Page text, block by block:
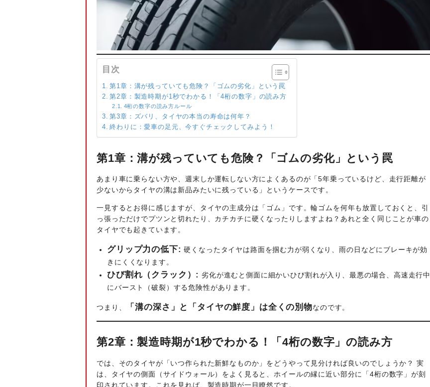
目次
第1章：溝が残っていても危険？「ゴムの劣化」という罠
第2章：製造時期が1秒でわかる！「4桁の数字」の読み方
4桁の数字の読み方ルール
第3章：ズバリ、タイヤの本当の寿命は何年？
終わりに：愛車の足元、今すぐチェックしてみよう！
第1章：溝が残っていても危険？「ゴムの劣化」という罠
あまり車に乗らない方や、週末しか運転しない方によくあるのが「5年乗っているけど、走行距離が
少ないからタイヤの溝は新品みたいに残っている」というケースです。
一見するとお得に感じますが、タイヤの主成分は「ゴム」です。輪ゴムを何年も放置しておくと、引
っ張っただけでプツンと切れたり、カチカチに硬くなったりしますよね？あれと全く同じことが車の
タイヤでも起きています。
グリップ力の低下: 硬くなったタイヤは路面を掴む力が弱くなり、雨の日などにブレーキが効
きにくくなります。
ひび割れ（クラック）: 劣化が進むと側面に細かいひび割れが入り、最悪の場合、高速走行中
にバースト（破裂）する危険性があります。
つまり、 「溝の深さ」と「タイヤの鮮度」は全くの別物なのです。
第2章：製造時期が1秒でわかる！「4桁の数字」の読み方
では、そのタイヤが「いつ作られた新鮮なものか」をどうやって見分ければ良いのでしょうか？ 実
は、タイヤの側面（サイドウォール）をよく見ると、ホイールの縁に近い部分に「4桁の数字」が刻
印されています。これを見れば、製造時期が一目瞭然です。